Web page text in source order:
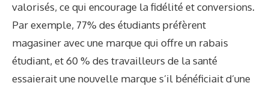
valorisés, ce qui encourage la fidélité et conversions.
Par exemple, 77% des étudiants préfèrent
magasiner avec une marque qui offre un rabais
étudiant, et60 % des travailleurs de la santé
essaierait une nouvelle marque s’il bénéficiait d’une